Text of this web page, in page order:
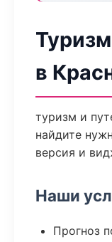
в
туризм и
найдите
версия и
Наши
Прогноз